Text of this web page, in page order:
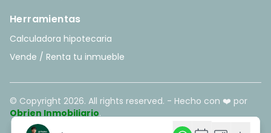
Herramientas
Calculadora hipotecaria
Vende / Renta tu inmueble
© Copyright 2026. All rights reserved. - Hecho con ❤️ por
Obrien Inmobiliario.